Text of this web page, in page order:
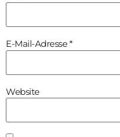
E-Mail-Adresse*
Website